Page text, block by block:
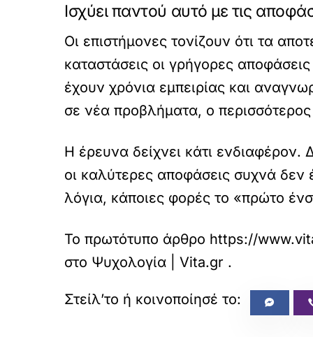
Ισχύει παντού αυτό με τις
Οι επιστήμονες τονίζουν ότι τα
καταστάσεις οι γρήγορες
έχουν χρόνια εμπειρίας και
σε νέα προβλήματα, ο
Η έρευνα δείχνει κάτι ενδιαφέρον.
οι καλύτερες αποφάσεις συχνά
λόγια, κάποιες φορές το «πρώτο
Το πρωτότυπο άρθρο https://
στο Ψυχολογία | Vita.gr .